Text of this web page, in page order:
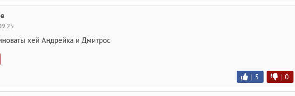
хей Андрейка и Дмитрос
| 5 | 0